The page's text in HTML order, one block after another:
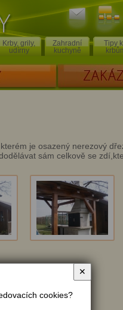
Poslat
dotaz
Mapa
stránek
Krby, grily,
udírny
Zahradní
kuchyně
Tipy
ZAKÁZKOVÁ
je osazený nerezový
sám celkově se
cookies?
✕